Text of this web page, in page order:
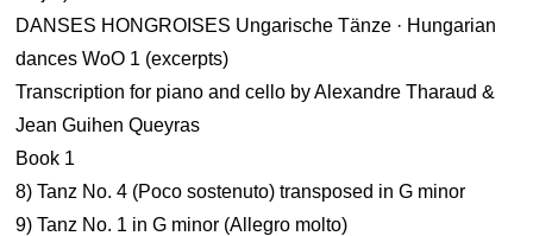
DANSES HONGROISES Ungarische Tänze · Hungarian
dances WoO 1 (excerpts)
Transcription for piano and cello by Alexandre Tharaud &
Jean Guihen Queyras
Book 1
8) Tanz No. 4 (Poco sostenuto) transposed in G minor
9) Tanz No. 1 in G minor (Allegro molto)